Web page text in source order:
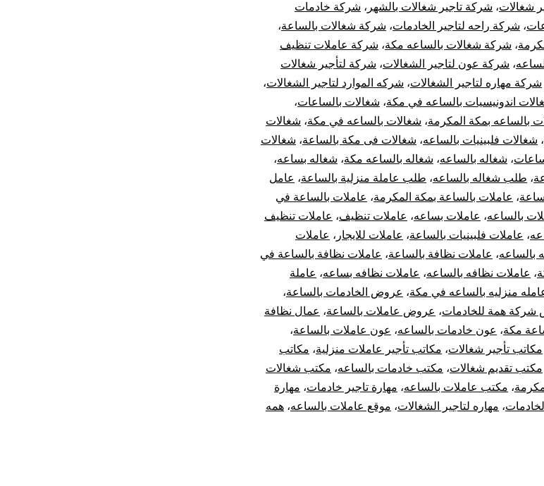
شغالات، شركة تاجير شغالات بالشهر ، شركة خادمات
، شركة راحه لتاجير الخادمات، شركة شغالات بالساعة،
، شركة شغالات بالساعه مكة، شركة عاملات تنظيف
، شركة عون لتاجير الشغالات، شركة لتأجير شغالات
شركة مهاره لتاجير الشغالات، شركه الموارد لتاجير الشغالات،
اندونيسيات بالساعه في مكة، شغالات بالساعات،
بالساعه بمكة المكرمة، شغالات بالساعه في مكة، شغالات
، شغالات فلبينيات بالساعه، شغالات فى مكة بالساعة، شغالات
، شغاله بالساعه، شغاله بالساعه مكة، شغاله بساعه،
، طلب شغاله بالساعه، طلب عاملة منزلية بالساعة، عامل
، عاملات بالساعة بمكة المكرمة، عاملات بالساعة في
بالساعه، عاملات بساعه، عاملات تنظيف، عاملات تنظيف
، عاملات فلبينيات بالساعة، عاملات للايجار ، عاملات
بالساعه، عاملات نظافة بالساعة، عاملات نظافة بالساعة في
، عاملات نظافه بالساعه، عاملات نظافه بساعه، عاملة
منزليه بالساعه في مكة، عروض الخادمات بالساعة،
همة للخادمات، عروض عاملات بالساعة، عمال نظافة
مكة، عون خادمات بالساعه، عون عاملات بالساعة،
مكاتب تأجير شغالات، مكاتب تأجير عاملات منزلية، مكاتب
مكتب تقديم شغالات، مكتب خادمات بالساعه، مكتب شغالات
، مكتب عاملات بالساعه، مهارة تاجير خادمات، مهارة
، مهاره لتاجير الشغالات، موقع عاملات بالساعه، همه